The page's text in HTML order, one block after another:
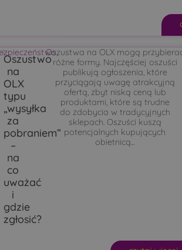
,
Oszustwo
na
OLX
typu
„wysyłka
za
pobraniem”
–
na
co
uważać
i
gdzie
zgłosić?
Oszustwa na OLX mogą
różne formy. Najczęściej oszuści
publikują ogłoszenia, które
przyciągają uwagę atrakcyjną
ofertą, zbyt niską ceną lub
produktami, które są trudne
do zdobycia w tradycyjnych
sklepach. Oszuści kuszą
potencjalnych kupujących
obietnicą...